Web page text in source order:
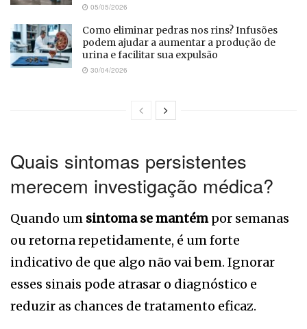
05/05/2026
Como eliminar pedras nos rins? Infusões
podem ajudar a aumentar a produção de
urina e facilitar sua expulsão
30/04/2026
Quais sintomas persistentes
merecem investigação médica?
Quando um sintoma se mantémpor semanas
ou retorna repetidamente, é um forte
indicativo de que algo não vai bem. Ignorar
esses sinais pode atrasar o diagnóstico e
reduzir as chances de tratamento eficaz.